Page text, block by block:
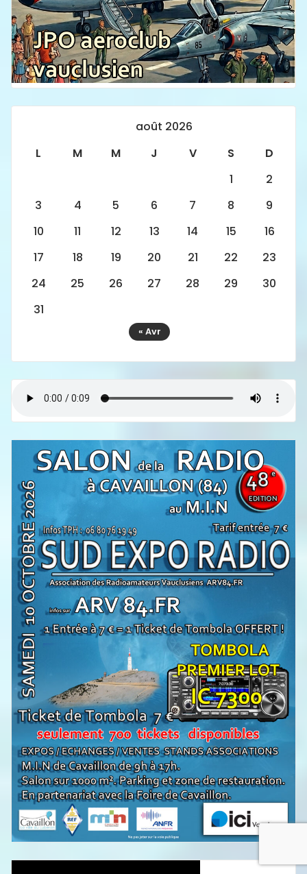
août 2026
L
M M J V S
D
1
2
3
4 5 6 7 8
9
10
11 12 13 14 15
16
17
18 19 20 21 22
23
24
25 26 27 28 29
30
31
« Avr